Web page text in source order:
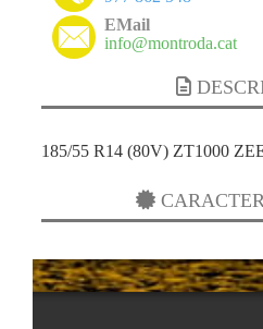
EMail
info@montroda.cat
185/55 R14 (80V) ZT1000